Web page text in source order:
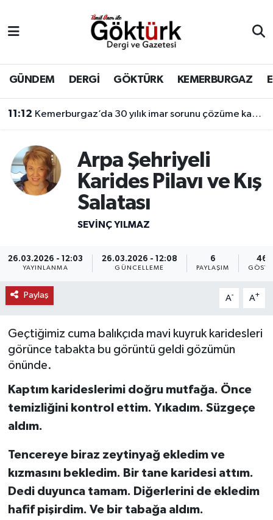
GÜNDEM DERGİ GÖKTÜRK KEMERBURGAZ
11:12 Kemerburgaz’da 30 yılık imar sorunu çözüme kavuşuyor
Arpa Şehriyeli
Karides Pilavı ve Kış
Salatası
SEVINÇ YILMAZ
26.03.2026 - 12:03
YAYINLANMA
26.03.2026 - 12:08
GÜNCELLEME
6
PAYLAŞIM
Paylaş A- A+
Geçtiğimiz cuma balıkçıda mavi kuyruk karidesleri
görünce tabakta bu görüntü geldi gözümün
önünde.
Kaptım karideslerimi doğru mutfağa. Önce
temizliğini kontrol ettim. Yıkadım. Süzgeçe
aldım.
Tencereye biraz zeytinyağ ekledim ve
kızmasını bekledim. Bir tane karidesi attım.
Dedi duyunca tamam. Diğerlerini de ekledim
hafif pişirdim. Ve bir tabağa aldım.
BİLİM
DERGİ
EĞİTİM
EKONOMİ
GÜNDEM
KEMERBURGAZ
MAGAZİN
ÖZEL HABER
TİCARET
Eyüpsultan Hava Durumu
Eyüpsultan Trafik Yoğunluk Haritası
Süper Lig Puan Durumu ve Fikstür
Son Dakika Haberleri
Haber Arşivi